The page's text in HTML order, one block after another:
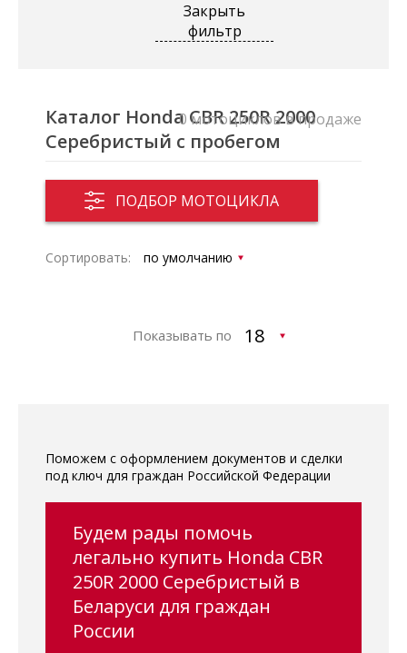
Закрыть
фильтр
Каталог Honda CBR 250R 2000
Серебристый с пробегом
ПОДБОР МОТОЦИКЛА
0 мотоциклов в продаже
Сортировать:
Показывать по
Поможем с оформлением документов и сделки
под ключ для граждан Российской Федерации
Будем рады помочь
легально купить Honda CBR
250R 2000 Серебристый в
Беларуси для граждан
России